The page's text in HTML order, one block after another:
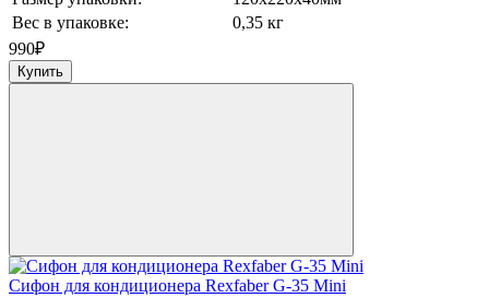
Вес в упаковке:
0,35 кг
990₽
Купить
Сифон для кондиционера Rexfaber G-35 Mini